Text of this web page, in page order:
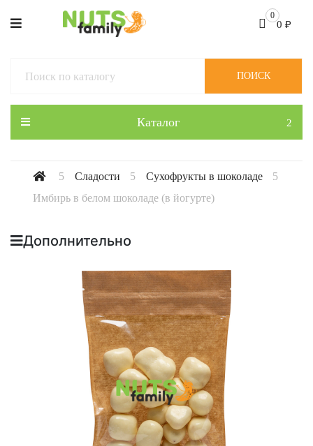
0
0 ₽
Каталог
ПОИСК
Сладости
Сухофрукты в шоколаде
Имбирь в белом шоколаде (в йогурте)
Дополнительно